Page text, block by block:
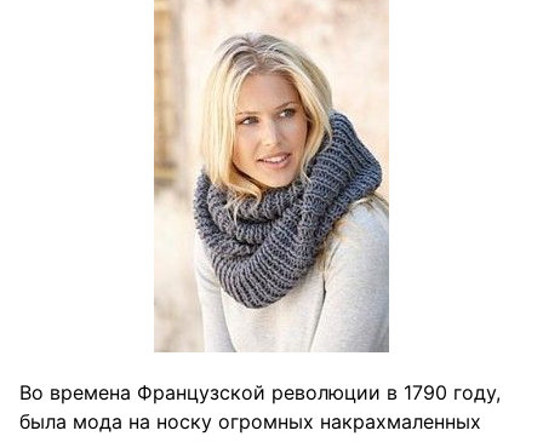
Во времена Французской революции в 1790 году,
была мода на носку огромных накрахмаленных